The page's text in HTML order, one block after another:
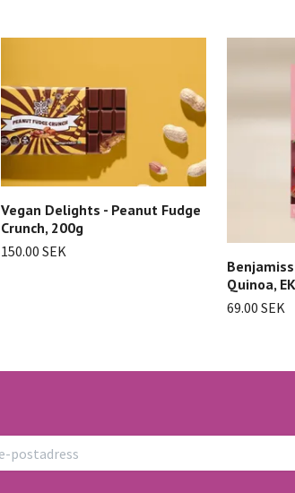
Vegan Delights - Peanut Fudge
Crunch, 200g
150.00 SEK
Quinoa,
69.00 SEK